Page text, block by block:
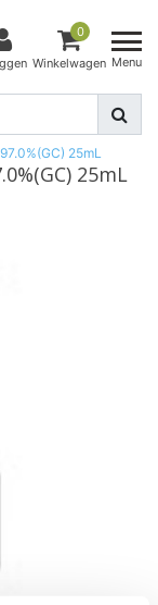
0
Winkelwagen Menu
25mL
25mL